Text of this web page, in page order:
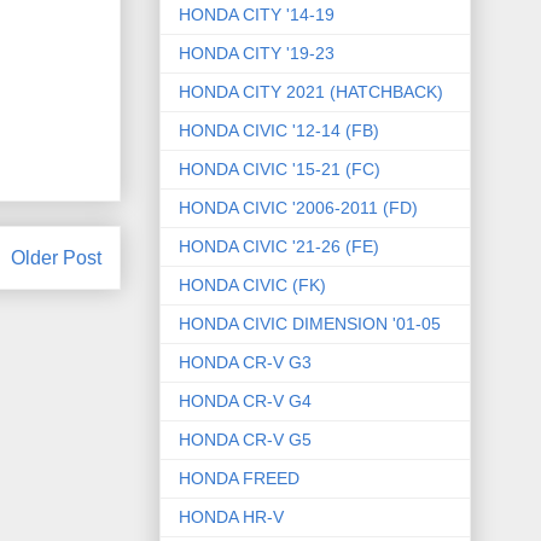
Older Post
HONDA CITY '14-19
HONDA CITY '19-23
HONDA CITY 2021 (HATCHBACK)
HONDA CIVIC '12-14 (FB)
HONDA CIVIC '15-21 (FC)
HONDA CIVIC '2006-2011 (FD)
HONDA CIVIC '21-26 (FE)
HONDA CIVIC (FK)
HONDA CIVIC DIMENSION '01-05
HONDA CR-V G3
HONDA CR-V G4
HONDA CR-V G5
HONDA FREED
HONDA HR-V